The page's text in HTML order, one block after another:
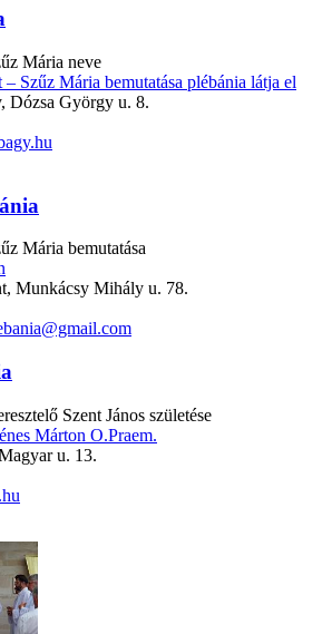
Mária neve
Szűz Mária bemutatása plébánia látja el
Dózsa György u. 8.
Mária bemutatása
Munkácsy Mihály u. 78.
Szent János születése
Márton O.Praem.
u. 13.